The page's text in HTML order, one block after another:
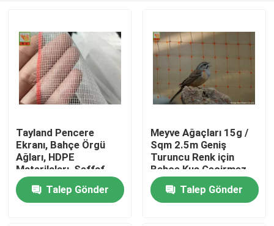
Tayland Pencere
Ekranı, Bahçe Örgü
Ağları, HDPE
Materilaları, Şeffaf
Renk, Böcek Mesh
Talep Gönder
Meyve Ağaçları 15g /
Sqm 2.5m Geniş
Turuncu Renk için
Bahçe Kuş Geçirmez
Netleştirme
Talep Gönder